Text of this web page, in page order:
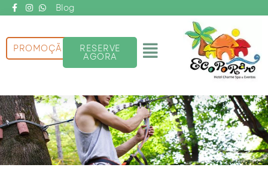
conteúdo
Blog
Menu
PROMOÇÃO RESERVE
AGORA